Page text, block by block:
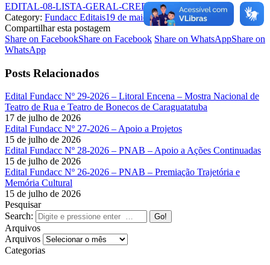
EDITAL-08-LISTA-GERAL-CREDENCIADOSBaixar
Category: Fundacc Editais19 de maio de 2025
Compartilhar esta postagem
Share on FacebookShare on Facebook Share on WhatsAppShare on
WhatsApp
Posts Relacionados
Edital Fundacc Nº 29-2026 – Litoral Encena – Mostra Nacional de
Teatro de Rua e Teatro de Bonecos de Caraguatatuba
17 de julho de 2026
Edital Fundacc Nº 27-2026 – Apoio a Projetos
15 de julho de 2026
Edital Fundacc Nº 28-2026 – PNAB – Apoio a Ações Continuadas
15 de julho de 2026
Edital Fundacc Nº 26-2026 – PNAB – Premiação Trajetória e
Memória Cultural
15 de julho de 2026
Pesquisar
Search:
Arquivos
Arquivos
Categorias